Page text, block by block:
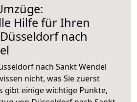
Hilfe für Ihren
nach
nach Sankt Wendel
nicht, was Sie zuerst
gibt einige wichtige Punkte,